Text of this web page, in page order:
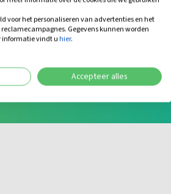
cm |
Bekijk 9,50
voor het personaliseren van advertenties en het
Gegevens kunnen worden
informatie vindt uhier.
Accepteer alles